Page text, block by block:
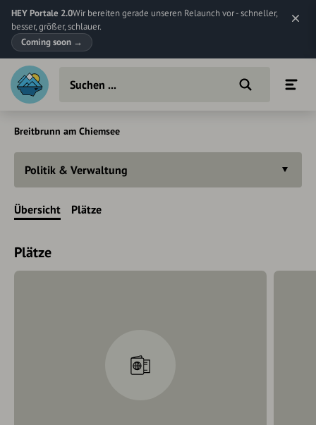
HEY Portale 2.0Wir bereiten gerade unseren Relaunch vor - schneller,
besser, größer, schlauer.
Coming soon →
Breitbrunn am Chiemsee
Politik & Verwaltung
Übersicht Plätze
Plätze